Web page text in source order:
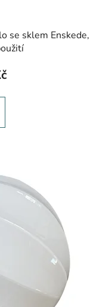
se sklem Enskede,